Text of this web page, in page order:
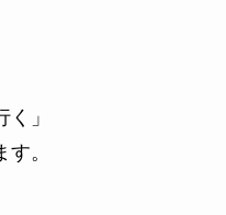
」
。